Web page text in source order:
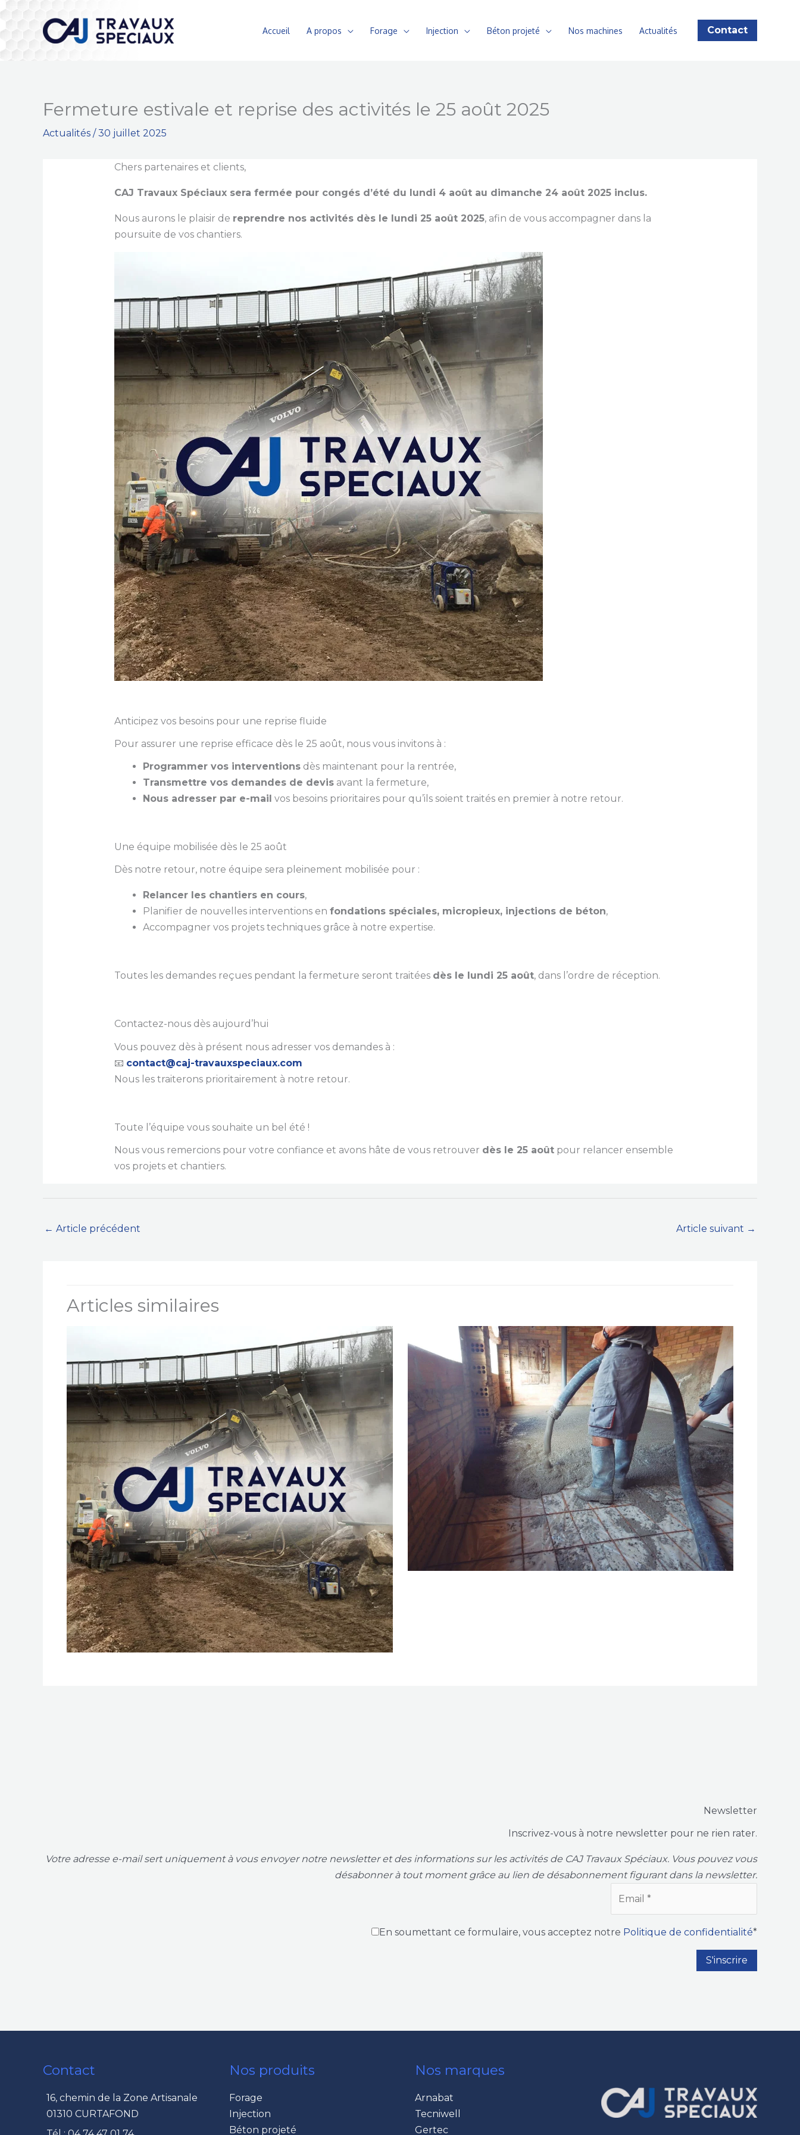
Accueil A propos Forage Injection Béton projeté Nos machines Actualités Contact
Fermeture estivale et reprise des activités le 25 août 2025
Actualités /30 juillet 2025
Chers partenaires et clients,
CAJ Travaux Spéciaux sera fermée pour congés d’été du lundi 4 août au dimanche 24 août 2025 inclus.
Nous aurons le plaisir de reprendre nos activités dès le lundi 25 août 2025, afin de vous accompagner dans la
poursuite de vos chantiers.
Anticipez vos besoins pour une reprise fluide
Pour assurer une reprise efficace dès le 25 août, nous vous invitons à :
Programmer vos interventions dès maintenant pour la rentrée,
Transmettre vos demandes de devis avant la fermeture,
Nous adresser par e-mail vos besoins prioritaires pour qu’ils soient traités en premier à notre retour.
Une équipe mobilisée dès le 25 août
Dès notre retour, notre équipe sera pleinement mobilisée pour :
Relancer les chantiers en cours,
Planifier de nouvelles interventions en fondations spéciales, micropieux, injections de béton,
Accompagner vos projets techniques grâce à notre expertise.
Toutes les demandes reçues pendant la fermeture seront traitées dès le lundi 25 août, dans l’ordre de réception.
Contactez-nous dès aujourd’hui
Vous pouvez dès à présent nous adresser vos demandes à :
📧 contact@caj-travauxspeciaux.com
Nous les traiterons prioritairement à notre retour.
Toute l’équipe vous souhaite un bel été !
Nous vous remercions pour votre confiance et avons hâte de vous retrouver dès le 25 août pour relancer ensemble
vos projets et chantiers.
← Article précédent Article suivant →
Articles similaires
Newsletter
Inscrivez-vous à notre newsletter pour ne rien rater.
Votre adresse e-mail sert uniquement à vous envoyer notre newsletter et des informations sur les activités de CAJ Travaux Spéciaux. Vous pouvez vous
désabonner à tout moment grâce au lien de désabonnement figurant dans la newsletter.
En soumettant ce formulaire, vous acceptez notre Politique de confidentialité*
Contact
16, chemin de la Zone Artisanale
01310 CURTAFOND
Nos produits
Forage
Injection
Béton projeté
Nos marques
Arnabat
Tecniwell
Gertec